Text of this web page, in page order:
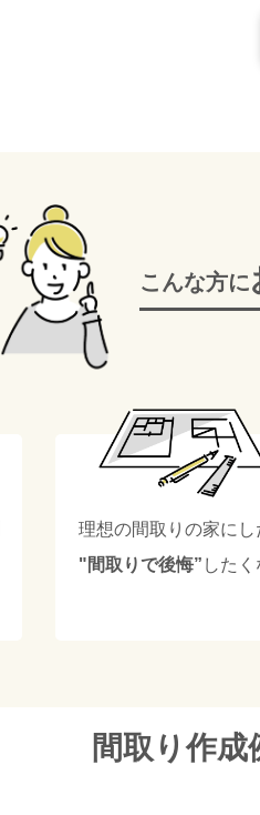
こんな方に
理想の間取りの家にし
"間取りで後悔” したく
間取り作成